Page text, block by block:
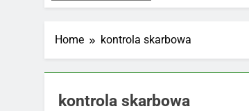
Home kontrola skarbowa
kontrola skarbowa